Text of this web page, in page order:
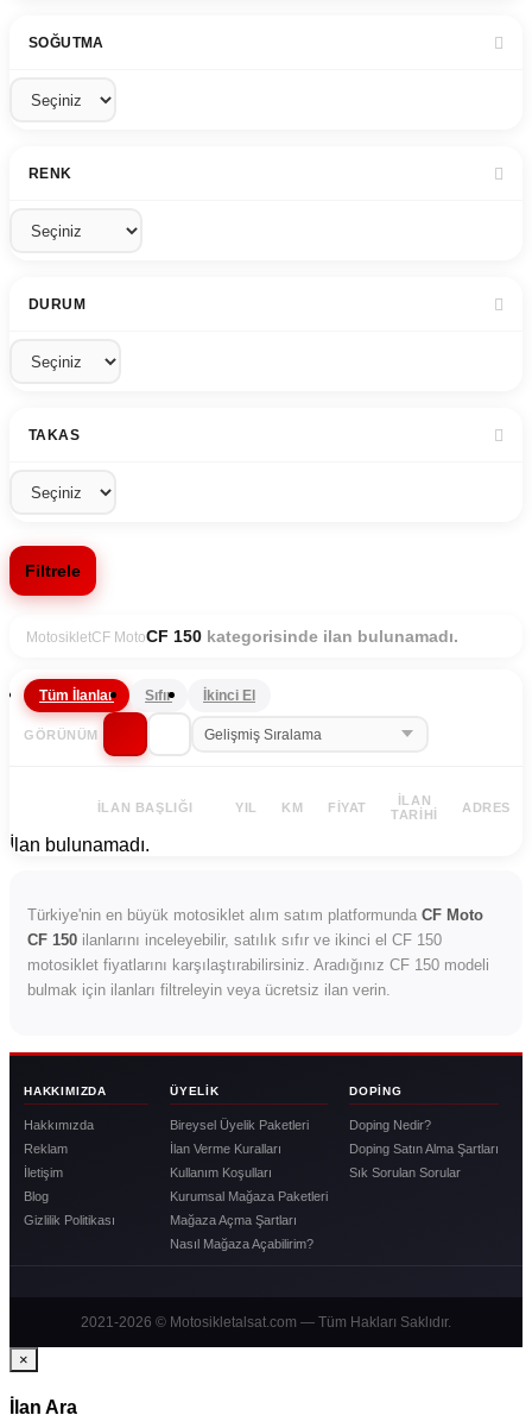
SOĞUTMA
RENK
DURUM
TAKAS
Filtrele
MotosikletCF MotoCF 150 kategorisinde ilan bulunamadı.
Tüm İlanlar Sıfır İkinci El
GÖRÜNÜM
İLAN BAŞLIĞI YIL KM FIYAT
İLAN
TARIHI
ADRES
İlan bulunamadı.
Türkiye'nin en büyük motosiklet alım satım platformunda CF Moto
CF 150 ilanlarını inceleyebilir, satılık sıfır ve ikinci el CF 150
motosiklet fiyatlarını karşılaştırabilirsiniz. Aradığınız CF 150 modeli
bulmak için ilanları filtreleyin veya ücretsiz ilan verin.
HAKKIMIZDA
Hakkımızda
Reklam
İletişim
Blog
Gizlilik Politikası
ÜYELIK
Bireysel Üyelik Paketleri
İlan Verme Kuralları
Kullanım Koşulları
Kurumsal Mağaza Paketleri
Mağaza Açma Şartları
Nasıl Mağaza Açabilirim?
DOPING
Doping Nedir?
Doping Satın Alma Şartları
Sık Sorulan Sorular
2021-2026 © Motosikletalsat.com — Tüm Hakları Saklıdır.
×
İlan Ara